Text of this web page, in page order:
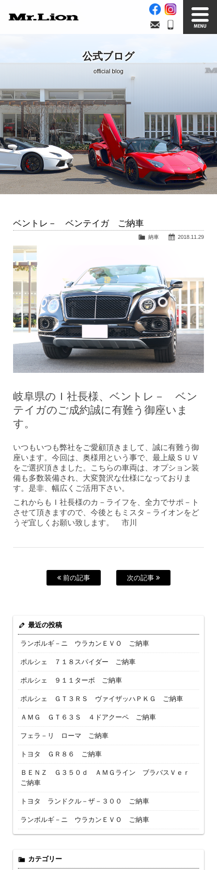
在庫車情報 買取無料査定
Factory
自社工場 サービス案内
Official Blog
公式ブログ
Company info.
会社案内
公式ブログ
official blog
ベントレ－ ベンテイガ ご納車
2018.11.29
納車
岐阜県のＩ社長様、ベントレ－ ベン
テイガのご成約誠に有難う御座いま
す。
いつもいつも弊社をご愛顧頂きまして、誠に有難う御
座います。今回は、奥様用という事で、最上級ＳＵＶ
をご選択頂きました。こちらの車両は、オプション装
備も多数装備され、大変贅沢な仕様になっておりま
す。是非、幅広くご活用下さい。
これからもＩ社長様のカ－ライフを、全力でサポ－ト
させて頂きますので、今後ともミスタ－ライオンをど
うぞ宜しくお願い致します。 市川
前の記事 次の記事
最近の投稿
ランボルギ－ニ ウラカンＥＶＯ ご納車
ポルシェ ７１８スパイダー ご納車
ポルシェ ９１１ターボ ご納車
ポルシェ ＧＴ３ＲＳ ヴァイザッハＰＫＧ ご納車
ＡＭＧ ＧＴ６３Ｓ ４ドアクーペ ご納車
フェラ－リ ローマ ご納車
トヨタ ＧＲ８６ ご納車
ＢＥＮＺ Ｇ３５０ｄ ＡＭＧライン ブラバスＶｅｒ
ご納車
トヨタ ランドクル－ザ－３００ ご納車
ランボルギ－ニ ウラカンＥＶＯ ご納車
カテゴリー